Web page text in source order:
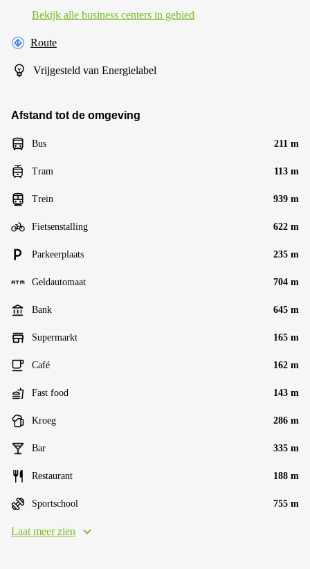
Bekijk alle business centers in gebied
Route
Vrijgesteld van Energielabel
Afstand tot de omgeving
Bus 211 m
Tram 113 m
Trein 939 m
Fietsenstalling 622 m
Parkeerplaats 235 m
Geldautomaat 704 m
Bank 645 m
Supermarkt 165 m
Café 162 m
Fast food 143 m
Kroeg 286 m
Bar 335 m
Restaurant 188 m
Sportschool 755 m
Laat meer zien